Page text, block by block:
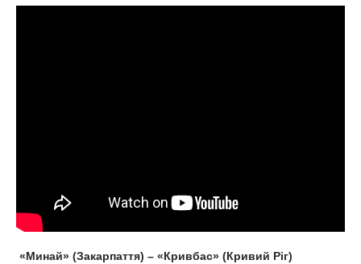
«Минай» (Закарпаття) – «Кривбас» (Кривий Ріг)